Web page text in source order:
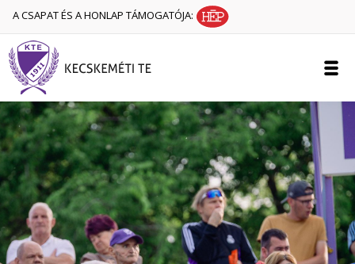
A CSAPAT ÉS A HONLAP TÁMOGATÓJA: